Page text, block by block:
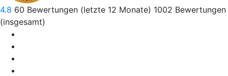
4.8 60 Bewertungen (letzte 12 Monate) 1002 Bewertungen
(insgesamt)